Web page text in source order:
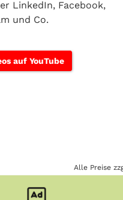
LinkedIn, Facebook,
und Co.
auf YouTube
Alle Preise